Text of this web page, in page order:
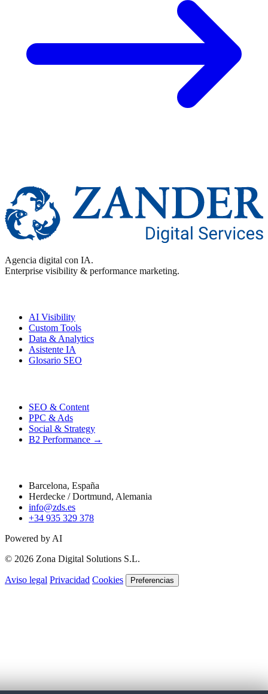
Agencia digital con IA.
Enterprise visibility & performance marketing.
AI Visibility
Custom Tools
Data & Analytics
Asistente IA
Glosario SEO
SEO & Content
PPC & Ads
Social & Strategy
B2 Performance →
Barcelona, España
Herdecke / Dortmund, Alemania
info@zds.es
+34 935 329 378
Powered by AI
© 2026 Zona Digital Solutions S.L.
Aviso legal Privacidad Cookies Preferencias